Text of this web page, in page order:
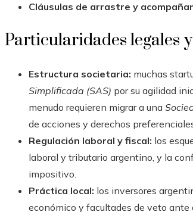
Cláusulas de arrastre y
Particularidades legales
Estructura societaria: muchas
Simplificada (SAS) por su agilidad
menudo requieren migrar a una
de acciones y derechos
Regulación laboral y fiscal: los
laboral y tributario argentino, y la
impositivo.
Práctica local: los inversores
económico y facultades de veto ante